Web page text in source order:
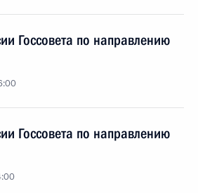
Госсовета по направлению
Госсовета по направлению